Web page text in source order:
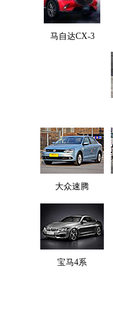
马自达CX-3
大众速腾
宝马4系